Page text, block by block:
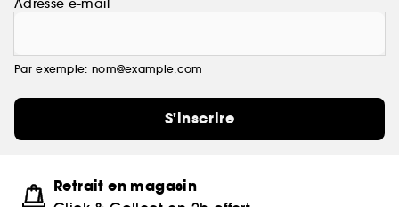
Adresse e-mail
Par exemple: nom@example.com
S'inscrire
Retrait en magasin